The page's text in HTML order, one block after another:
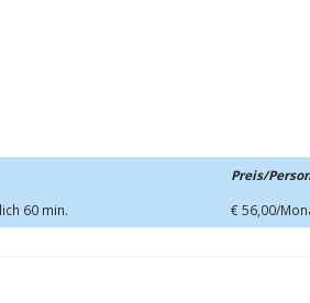
Preis/
60 min. € 56,00/